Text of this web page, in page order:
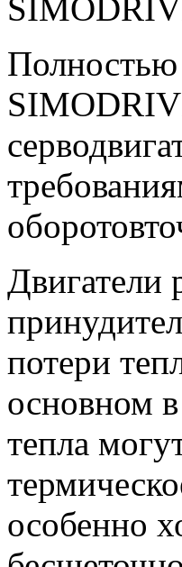
Полностью
Двигатели
потери
основном в
тепла
особенно